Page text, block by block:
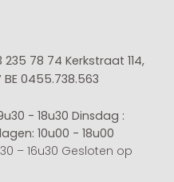
235 78 74 Kerkstraat 114,
0455.738.563
- 18u30 Dinsdag :
10u00 - 18u00
– 16u30 Gesloten op